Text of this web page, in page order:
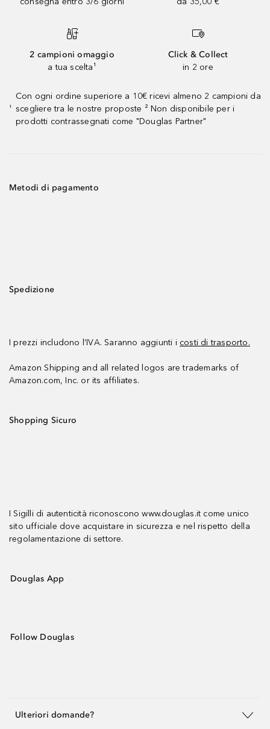
2 campioni omaggio
a tua scelta¹
Click & Collect
in 2 ore
¹
Con ogni ordine superiore a 10€ ricevi almeno 2 campioni da
scegliere tra le nostre proposte ² Non disponibile per i
prodotti contrassegnati come "Douglas Partner"
Metodi di pagamento
Spedizione
I prezzi includono l’IVA. Saranno aggiunti i costi di trasporto.
Amazon Shipping and all related logos are trademarks of
Amazon.com, Inc. or its affiliates.
Shopping Sicuro
I Sigilli di autenticità riconoscono www.douglas.it come unico
sito ufficiale dove acquistare in sicurezza e nel rispetto della
regolamentazione di settore.
Douglas App
Follow Douglas
Ulteriori domande?